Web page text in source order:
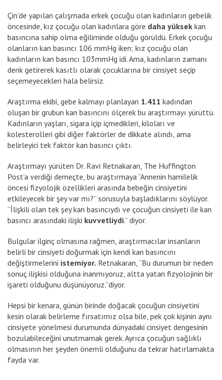
Çin’de yapılan çalışmada erkek çocuğu olan kadınların gebelik
öncesinde, kız çocuğu olan kadınlara göre daha yüksek kan
basıncına sahip olma eğiliminde olduğu görüldü. Erkek çocuğu
olanların kan basıncı 106 mmHg iken; kız çocuğu olan
kadınların kan basıncı 103mmHg idi. Ama, kadınların zamanı
denk getirerek kasıtlı olarak çocuklarına bir cinsiyet seçip
seçemeyecekleri hala belirsiz.
Araştırma ekibi, gebe kalmayı planlayan 1.411 kadından
oluşan bir grubun kan basıncını ölçerek bu araştırmayı yürüttü.
Kadınların yaşları, sigara içip içmedikleri, kiloları ve
kolesterolleri gibi diğer faktörler de dikkate alındı, ama
belirleyici tek faktör kan basıncı çıktı.
Araştırmayı yürüten Dr. Ravi Retnakaran, The Huffington
Post’a verdiği demeçte, bu araştırmaya “Annenin hamilelik
öncesi fizyolojik özellikleri arasında bebeğin cinsiyetini
etkileyecek bir şey var mı?” sorusuyla başladıklarını söylüyor.
“İlişkili olan tek şey kan basıncıydı ve çocuğun cinsiyeti ile kan
basıncı arasındaki ilişki kuvvetliydi.” diyor.
Bulgular ilginç olmasına rağmen, araştırmacılar insanların
belirli bir cinsiyeti doğurmak için kendi kan basıncını
değiştirmelerini istemiyor. Retnakaran, “Bu durumun bir neden
sonuç ilişkisi olduğuna inanmıyoruz, altta yatan fizyolojinin bir
işareti olduğunu düşünüyoruz.”diyor.
Hepsi bir kenara, günün birinde doğacak çocuğun cinsiyetini
kesin olarak belirleme fırsatımız olsa bile, pek çok kişinin aynı
cinsiyete yönelmesi durumunda dünyadaki cinsiyet dengesinin
bozulabileceğini unutmamak gerek. Ayrıca çocuğun sağlıklı
olmasının her şeyden önemli olduğunu da tekrar hatırlamakta
fayda var.